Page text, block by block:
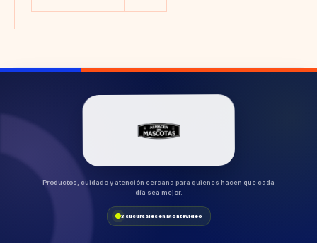
Productos, cuidado y atención cercana para quienes hacen que cada
día sea mejor.
3 sucursales en Montevideo